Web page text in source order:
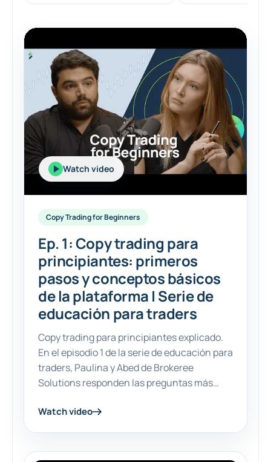
Watch video
Copy Trading for Beginners
Ep. 1: Copy trading para
principiantes: primeros
pasos y conceptos básicos
de la plataforma | Serie de
educación para traders
Copy trading para principiantes explicado.
En el episodio 1 de la serie de educación para
traders, Paulina y Abed de Brokeree
Solutions responden las preguntas más
copy trading, ...
Watch video